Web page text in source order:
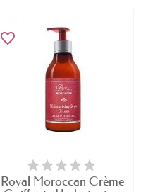
favorite_border
Royal Moroccan Crème